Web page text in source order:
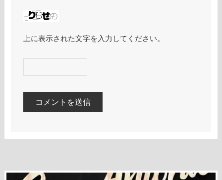
上に表示された文字を入力してください。